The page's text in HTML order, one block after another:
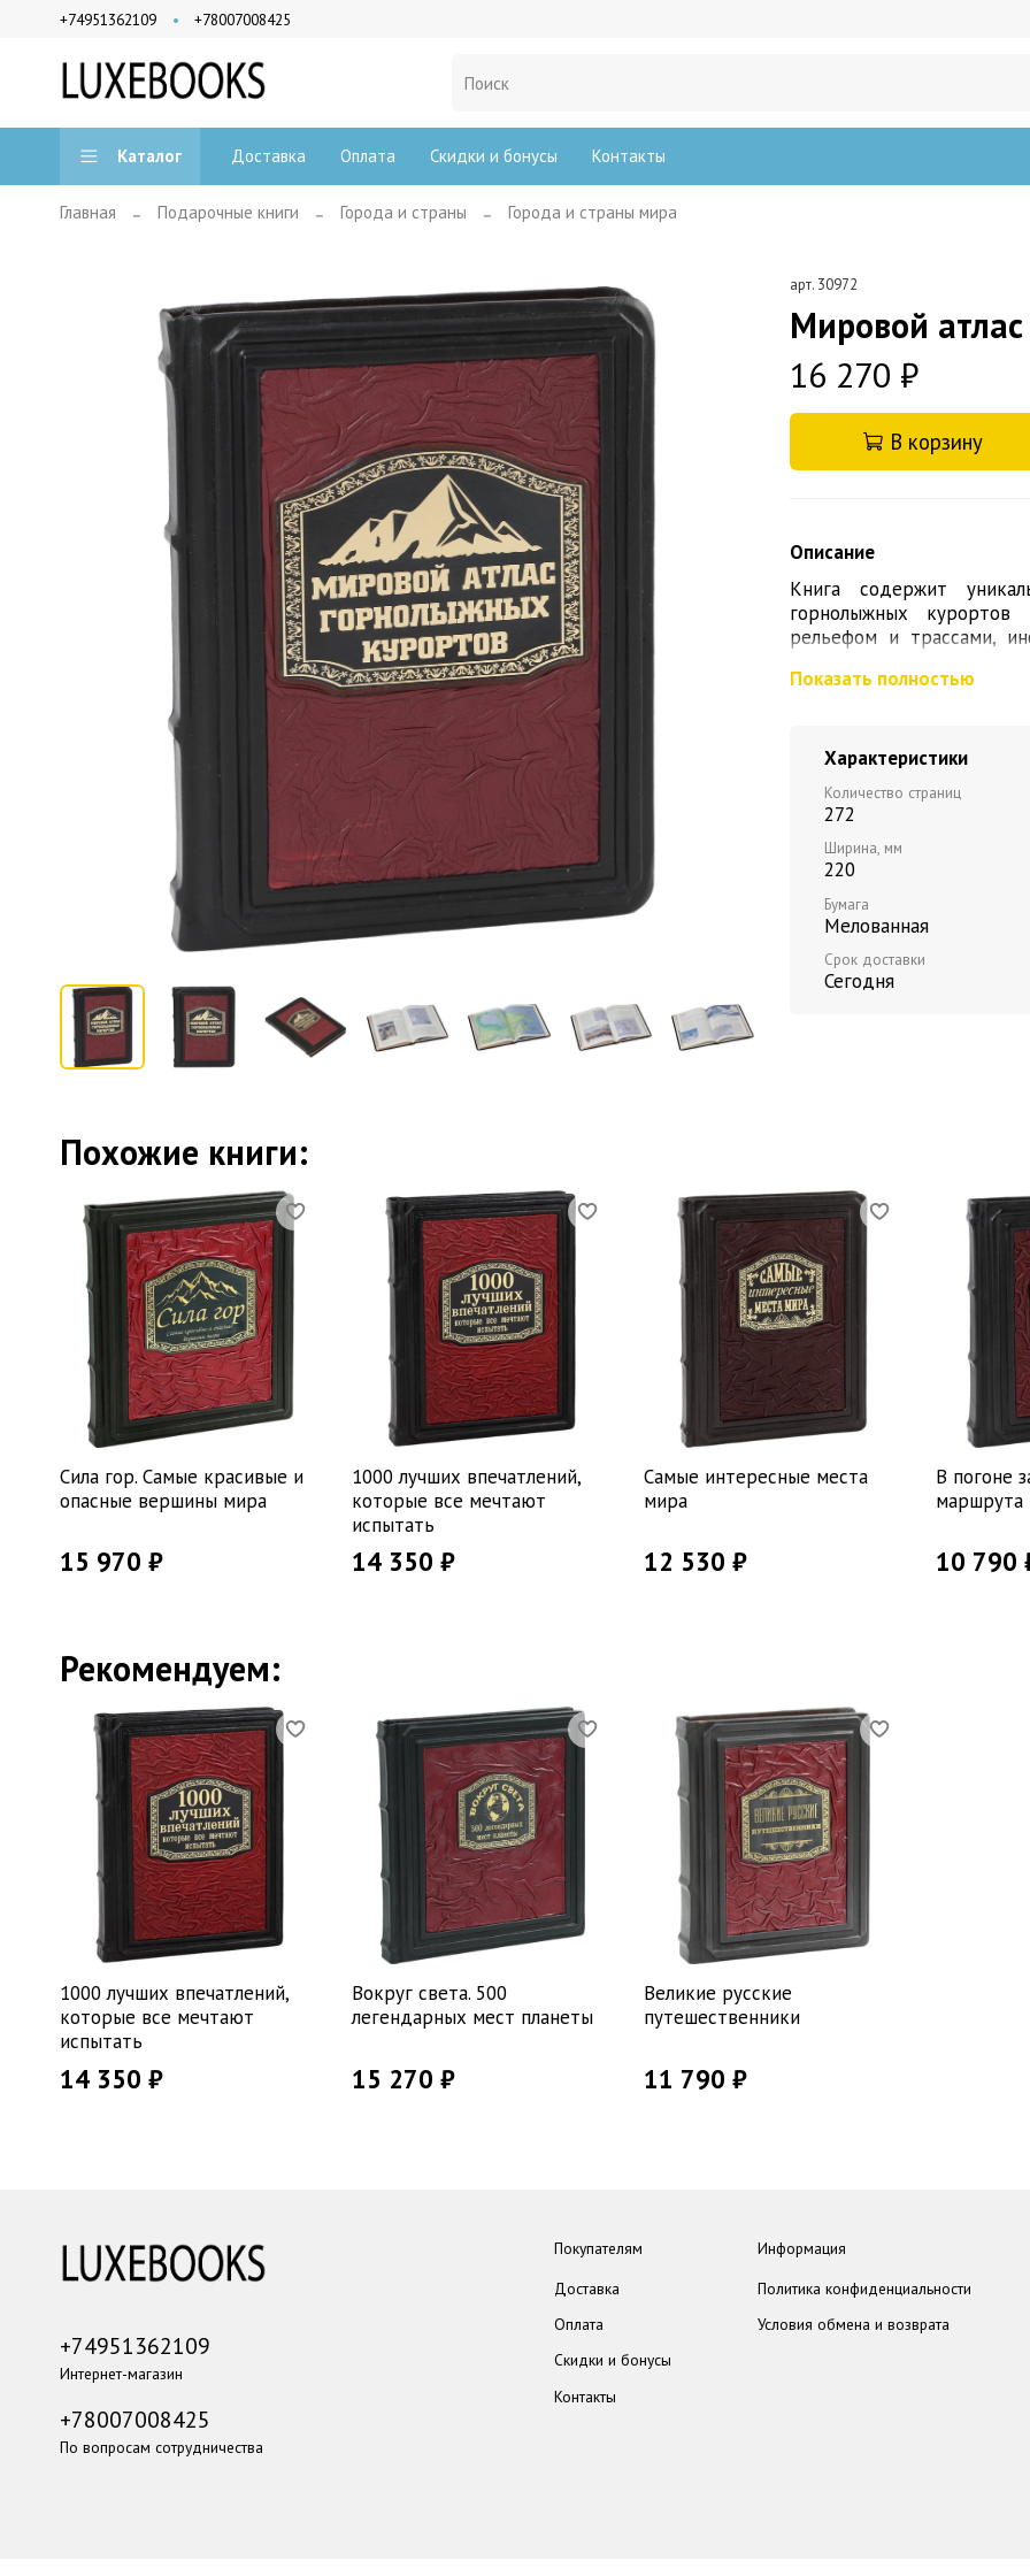
+74951362109 +78007008425
Каталог Доставка Оплата Скидки и бонусы Контакты
Главная Подарочные книги Города и страны Города и страны мира
арт. 30972
Мировой
16 270 ₽
В корзину
Описание
Книга содержит
горнолыжных
рельефом и трассами,
аэропортов, а
почувствовать
сноуборда - от
Показать полностью
Характеристики
Количество страниц
272
Ширина, мм
220
Бумага
Мелованная
Срок доставки
Сегодня
Похожие книги:
Сила гор. Самые красивые и
опасные вершины мира
15 970 ₽
1000 лучших впечатлений,
которые все мечтают
испытать
14 350 ₽
Самые интересные места
мира
12 530 ₽
В погоне
маршрута
10 790
Рекомендуем:
1000 лучших впечатлений,
которые все мечтают
испытать
14 350 ₽
Вокруг света. 500
легендарных мест планеты
15 270 ₽
Великие русские
путешественники
11 790 ₽
Покупателям
Доставка
Оплата
Скидки и бонусы
Контакты
Информация
Политика конфиденциальности
Условия обмена и возврата
+74951362109
Интернет-магазин
+78007008425
По вопросам сотрудничества